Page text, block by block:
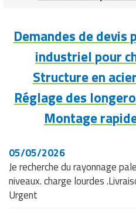
Fonction du
Support de
Type de
longeron
Tube
Extrémité du
longeron
Patte
extrémité
Sécurité des
Patte
Fonction du
réglage des
longerons
Allocation
de
les chocs de
chariots élévateurs
Demandes de devis
industriel pour
Structure en
Réglage des
Montage
05/05/2026
Je recherche du rayonnage
niveaux. charge lourdes
Urgent